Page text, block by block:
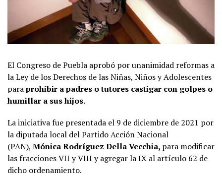
El Congreso de Puebla aprobó por unanimidad reformas a
la Ley de los Derechos de las Niñas, Niños y Adolescentes
paraprohibir a padres o tutores castigar con golpes o
humillar a sus hijos.
La iniciativa fue presentada el 9 de diciembre de 2021 por
la diputada local del Partido Acción Nacional
(PAN), Mónica Rodríguez Della Vecchia, para modificar
las fracciones VII y VIII y agregar la IX al artículo 62 de
dicho ordenamiento.